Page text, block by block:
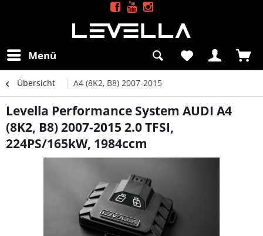
Menü
Übersicht A4 (8K2, B8) 2007-2015
Levella Performance System AUDI A4
(8K2, B8) 2007-2015 2.0 TFSI,
224PS/165kW, 1984ccm